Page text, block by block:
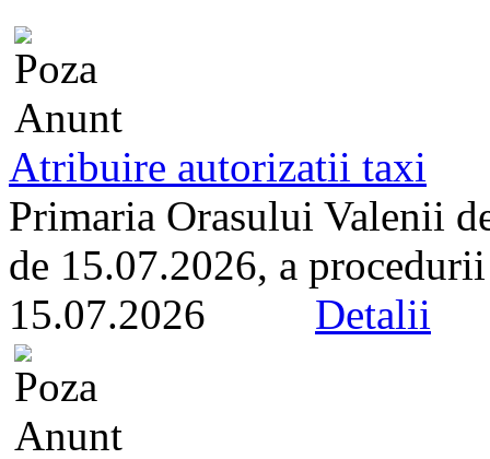
Atribuire autorizatii taxi
Primaria Orasului Valenii
de 15.07.2026, a
15.07.2026 Detalii